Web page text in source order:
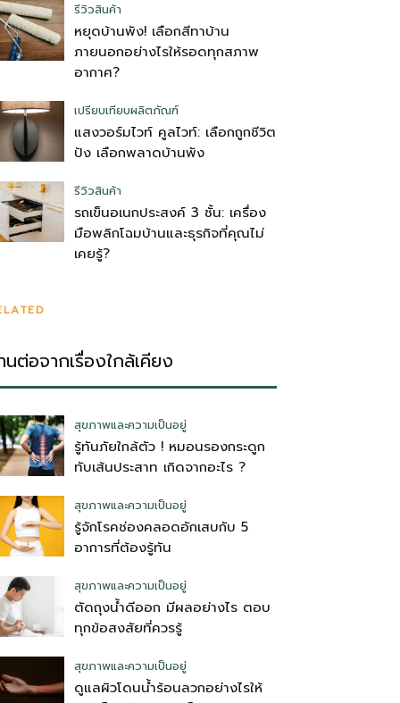
รีวิวสินค้า
หยุดบ้านพัง! เลือกสีทาบ้าน
ภายนอกอย่างไรให้รอดทุกสภาพ
อากาศ?
เปรียบเทียบผลิตภัณฑ์
แสงวอร์มไวท์ คูลไวท์: เลือกถูกชีวิต
ปัง เลือกพลาดบ้านพัง
รีวิวสินค้า
รถเข็นอเนกประสงค์ 3 ชั้น: เครื่อง
มือพลิกโฉมบ้านและธุรกิจที่คุณไม่
เคยรู้?
นต่อจากเรื่องใกล้เคียง
สุขภาพและความเป็นอยู่
รู้ทันภัยใกล้ตัว ! หมอนรองกระดูก
ทับเส้นประสาท เกิดจากอะไร ?
สุขภาพและความเป็นอยู่
รู้จักโรคช่องคลอดอักเสบกับ 5
อาการที่ต้องรู้ทัน
สุขภาพและความเป็นอยู่
ตัดถุงน้ําดีออก มีผลอย่างไร ตอบ
ทุกข้อสงสัยที่ควรรู้
สุขภาพและความเป็นอยู่
ดูแลผิวโดนน้ำร้อนลวกอย่างไรให้